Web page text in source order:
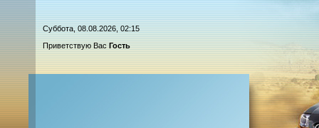
Суббота, 08.08.2026, 02:15
Приветствую Вас Гость